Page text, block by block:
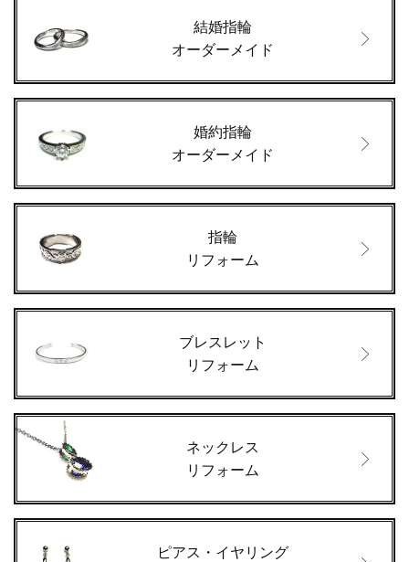
結婚指輪
オーダーメイド
婚約指輪
オーダーメイド
指輪
リフォーム
ブレスレット
リフォーム
ネックレス
リフォーム
ピアス・イヤリング